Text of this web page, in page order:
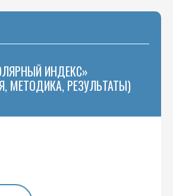
ИНДЕКС»
МЕТОДИКА, РЕЗУЛЬТАТЫ)